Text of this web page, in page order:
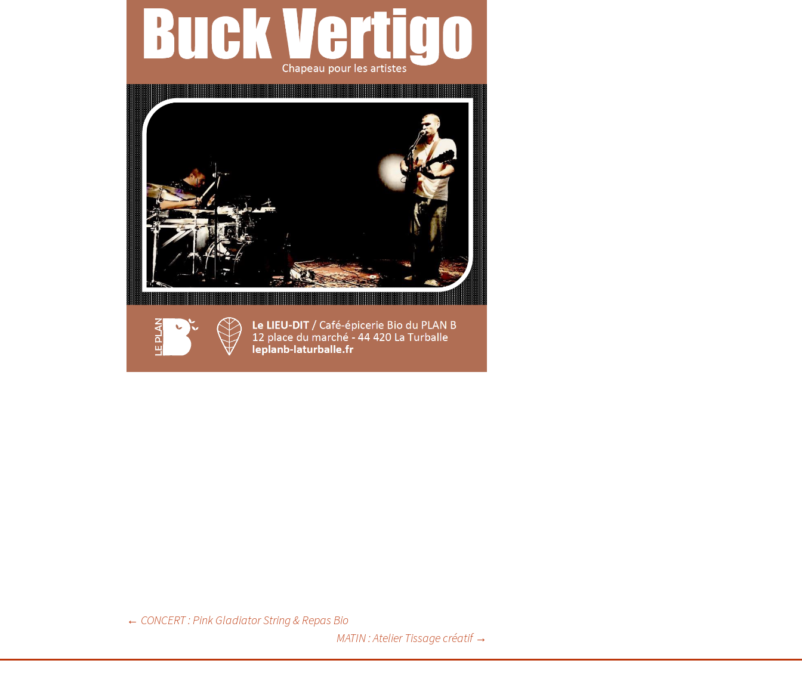
← CONCERT : Pink Gladiator String & Repas Bio
MATIN : Atelier Tissage créatif →